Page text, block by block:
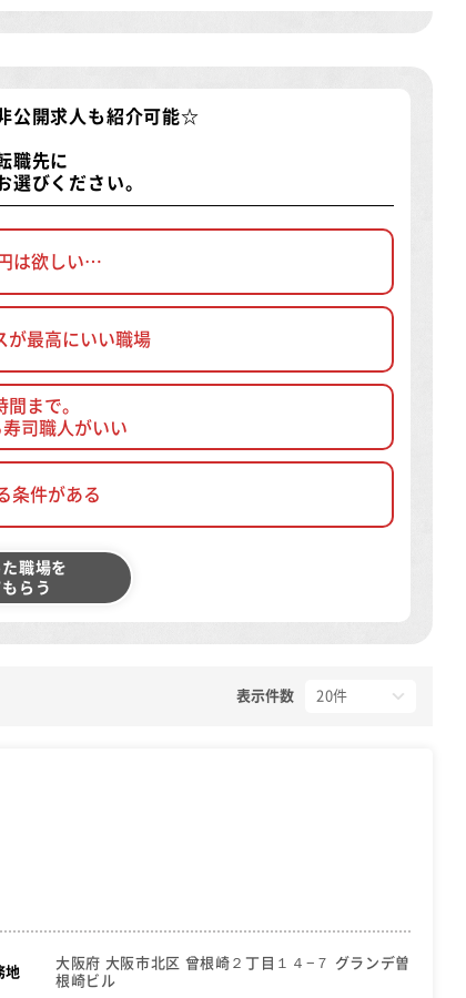
公開求人 も紹介可能☆
職先に
選びください。
は欲しい…
が最高にいい職場
まで。
司職人がいい
条件がある
職場を
らう
表示件数
地
大阪府 大阪市北区 曾根崎２丁目１４−７ グランデ曽
根崎ビル